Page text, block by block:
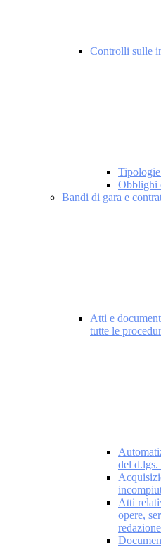
Controlli sulle
Obblighi
Bandi di gara e
Atti e
tutte le
del
Atti
opere,